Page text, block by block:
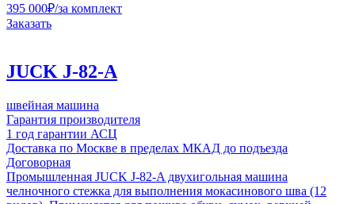
395 000₽/за комплект
Заказать
JUCK J-82-A
швейная машина
Гарантия производителя
1 год гарантии АСЦ
Доставка по Москве в пределах МКАД до подъезда
Договорная
Промышленная JUCK J-82-A двухигольная машина
челночного стежка для выполнения мокасинового шва (12